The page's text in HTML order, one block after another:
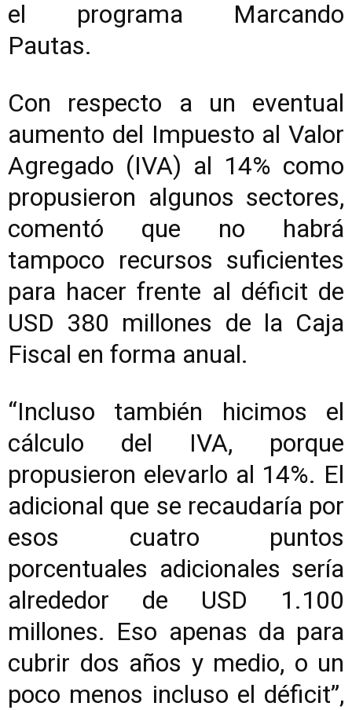
el programa Marcando
Pautas.
Con respecto a un eventual
aumento del Impuesto al Valor
Agregado (IVA) al 14% como
propusieron algunos sectores,
comentó que no habrá
tampoco recursos suficientes
para hacer frente al déficit de
USD 380 millones de la Caja
Fiscal en forma anual.
“Incluso también hicimos el
cálculo del IVA, porque
propusieron elevarlo al 14%. El
adicional que se recaudaría por
esos cuatro puntos
porcentuales adicionales sería
alrededor de USD 1.100
millones. Eso apenas da para
cubrir dos años y medio, o un
poco menos incluso el déficit”,